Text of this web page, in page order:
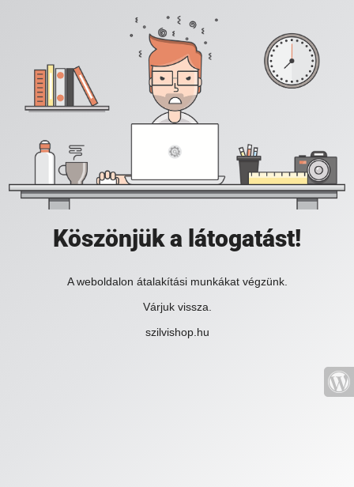
Köszönjük a látogatást!
A weboldalon átalakítási munkákat végzünk.
Várjuk vissza.
szilvishop.hu